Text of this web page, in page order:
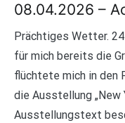
08.04.2026 –
Prächtiges Wetter.
für mich bereits die
flüchtete mich in den
die Ausstellung „New
Ausstellungstext